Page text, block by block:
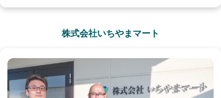
株式会社いちやまマート